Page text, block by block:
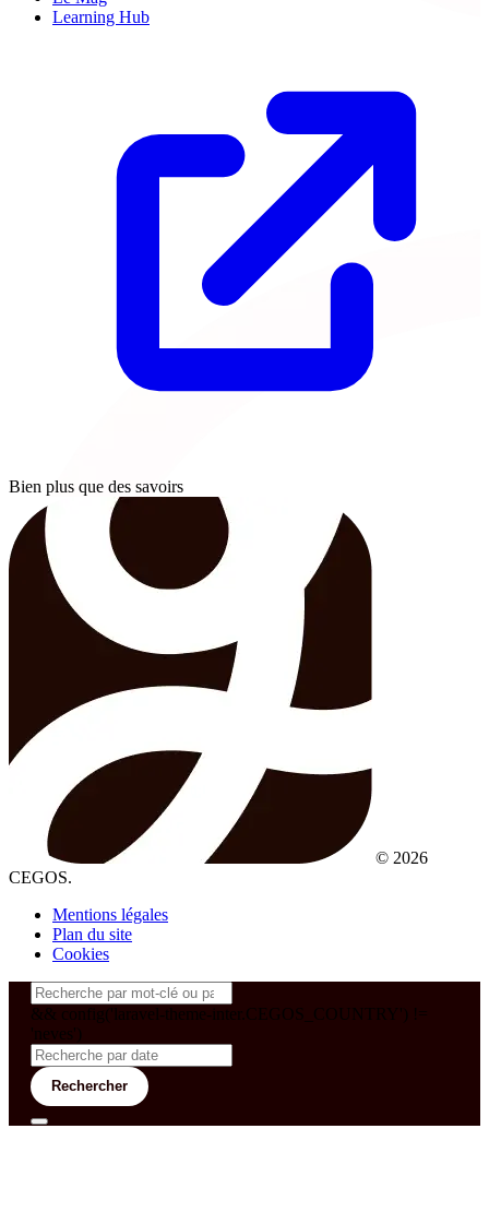
Learning Hub
Bien plus que des savoirs
© 2026
CEGOS.
Mentions légales
Plan du site
Cookies
&& config('laravel-theme-inter.CEGOS_COUNTRY') !=
'neves')
Rechercher